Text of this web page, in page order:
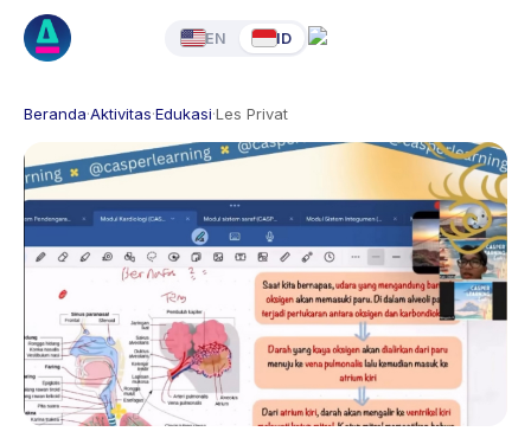
EN ID
Beranda·Aktivitas·Edukasi·Les Privat